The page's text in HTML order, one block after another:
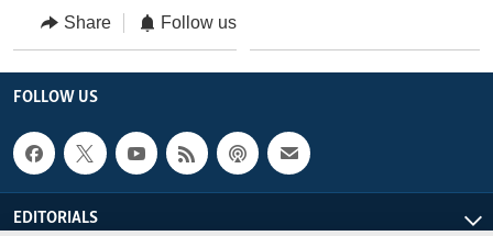
Share Follow us
FOLLOW US
EDITORIALS